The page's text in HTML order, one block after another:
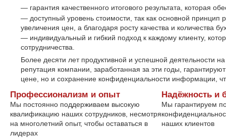
гарантия качественного итогового результата, которая
доступный уровень стоимости, так как основной
увеличения цен, а благодаря росту качества и количества
индивидуальный и гибкий подход к каждому клиенту,
сотрудничества.
Более десяти лет продуктивной и успешной деятельности
репутация компании, заработанная за эти годы,
цене, но и сохранение конфиденциальности информации,
Профессионализм и опыт
Мы постоянно поддерживаем высокую
квалификацию наших сотрудников, несмотря
на многолетний опыт, чтобы оставаться в
лидерах
Надёжность и
Мы гарантируем
наших клиентов